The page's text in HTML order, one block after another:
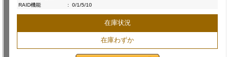
RAID機能
: 0/1/5/10
在庫状況
在庫わずか